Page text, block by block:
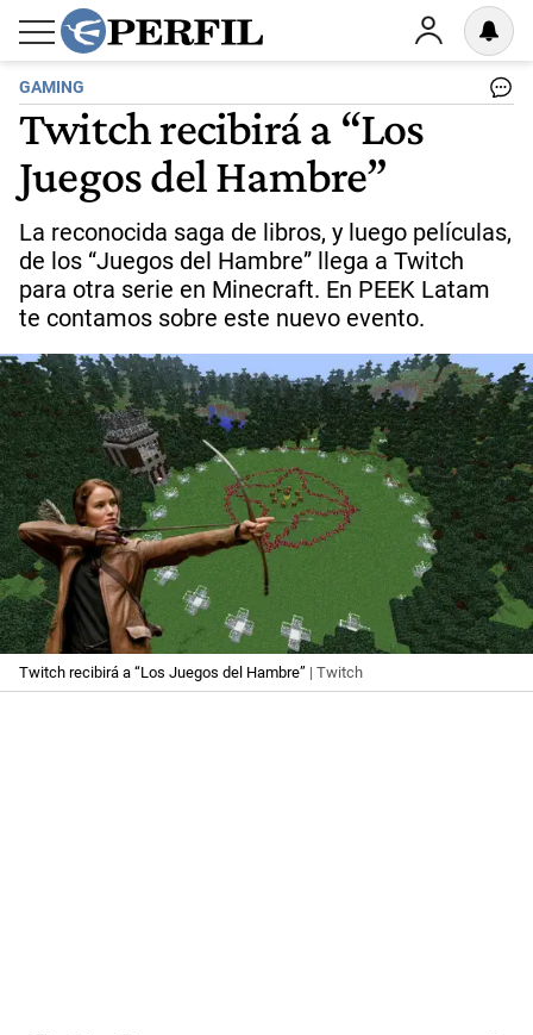
GAMING
Twitch recibirá a “Los
Juegos del Hambre”
La reconocida saga de libros, y luego películas,
de los “Juegos del Hambre” llega a Twitch
para otra serie en Minecraft. En PEEK Latam
te contamos sobre este nuevo evento.
Twitch recibirá a “Los Juegos del Hambre” | Twitch